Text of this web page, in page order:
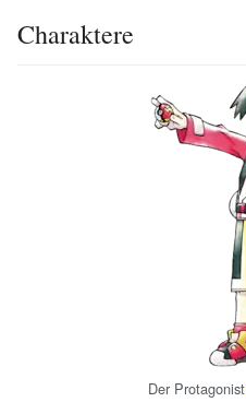
Charaktere
Der Protagonist